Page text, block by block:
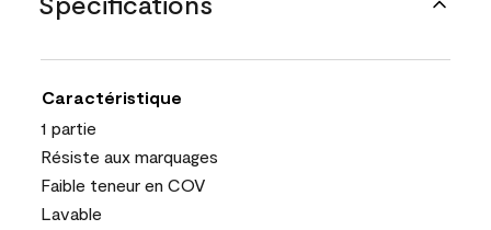
Caractéristique
1 partie
Résiste aux marquages
Faible teneur en COV
Lavable